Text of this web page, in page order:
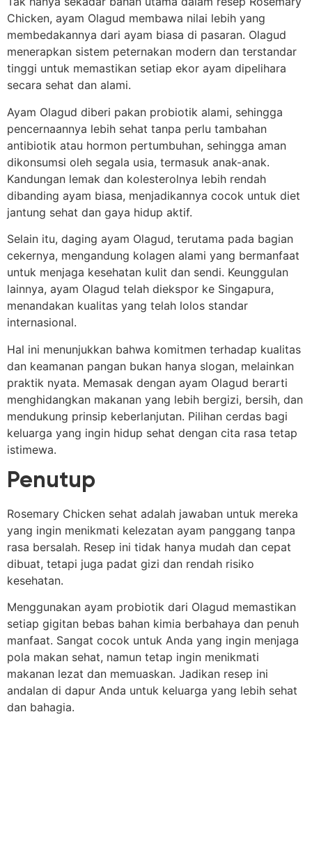
Chicken, ayam Olagud membawa nilai lebih yang
membedakannya dari ayam biasa di pasaran. Olagud
menerapkan sistem peternakan modern dan terstandar
tinggi untuk memastikan setiap ekor ayam dipelihara
secara sehat dan alami.
Ayam Olagud diberi pakan probiotik alami, sehingga
pencernaannya lebih sehat tanpa perlu tambahan
antibiotik atau hormon pertumbuhan, sehingga aman
dikonsumsi oleh segala usia, termasuk anak-anak.
Kandungan lemak dan kolesterolnya lebih rendah
dibanding ayam biasa, menjadikannya cocok untuk diet
jantung sehat dan gaya hidup aktif.
Selain itu, daging ayam Olagud, terutama pada bagian
cekernya, mengandung kolagen alami yang bermanfaat
untuk menjaga kesehatan kulit dan sendi. Keunggulan
lainnya, ayam Olagud telah diekspor ke Singapura,
menandakan kualitas yang telah lolos standar
internasional.
Hal ini menunjukkan bahwa komitmen terhadap kualitas
dan keamanan pangan bukan hanya slogan, melainkan
praktik nyata. Memasak dengan ayam Olagud berarti
menghidangkan makanan yang lebih bergizi, bersih, dan
mendukung prinsip keberlanjutan. Pilihan cerdas bagi
keluarga yang ingin hidup sehat dengan cita rasa tetap
istimewa.
Penutup
Rosemary Chicken sehat adalah jawaban untuk mereka
yang ingin menikmati kelezatan ayam panggang tanpa
rasa bersalah. Resep ini tidak hanya mudah dan cepat
dibuat, tetapi juga padat gizi dan rendah risiko
kesehatan.
Menggunakan ayam probiotik dari Olagud memastikan
setiap gigitan bebas bahan kimia berbahaya dan penuh
manfaat. Sangat cocok untuk Anda yang ingin menjaga
pola makan sehat, namun tetap ingin menikmati
makanan lezat dan memuaskan. Jadikan resep ini
andalan di dapur Anda untuk keluarga yang lebih sehat
dan bahagia.